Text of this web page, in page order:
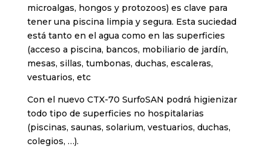
microalgas, hongos y protozoos) es clave para
tener una piscina limpia y segura. Esta suciedad
está tanto en el agua como en las superficies
(acceso a piscina, bancos, mobiliario de jardín,
mesas, sillas, tumbonas, duchas, escaleras,
vestuarios, etc
Con el nuevo CTX-70 SurfoSAN podrá higienizar
todo tipo de superficies no hospitalarias
(piscinas, saunas, solarium, vestuarios, duchas,
colegios, …).